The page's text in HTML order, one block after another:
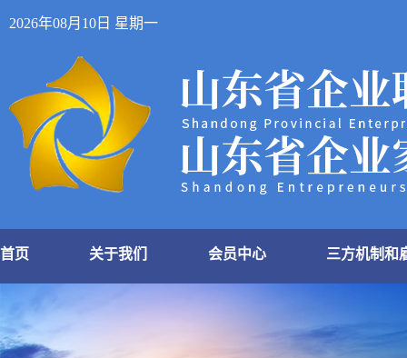
2026年08月10日 星期一
首页 关于我们 会员中心 三方机制和